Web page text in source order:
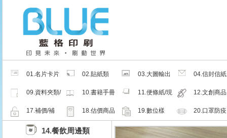
01.名片卡片
02.貼紙類
03.大圖輸出
04.信封信紙
09.資料夾類/
夾鏈密封袋
10.書籍手冊
11.便條紙/現
成品
12.文創商品
17.補價/補
檔/紙樣
18.估價商品 19.數位樣
20.口罩防疫
周邊商品
14.餐飲周邊類